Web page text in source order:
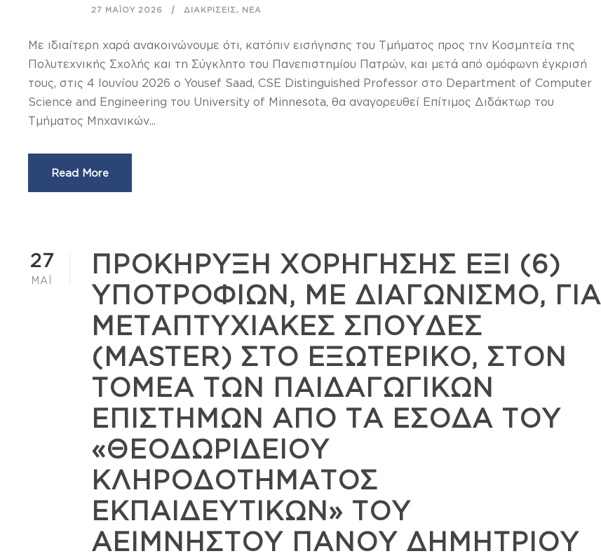
27 ΜΑΪ́ΟΥ 2026 ΔΙΑΚΡΊΣΕΙΣ, ΝΈΑ
Με ιδιαίτερη χαρά ανακοινώνουμε ότι, κατόπιν εισήγησης του Τμήματος προς την Κοσμητεία της
Πολυτεχνικής Σχολής και τη Σύγκλητο του Πανεπιστημίου Πατρών, και μετά από ομόφωνη έγκρισή
τους, στις 4 Ιουνίου 2026 ο Yousef Saad, CSE Distinguished Professor στο Department of Computer
Science and Engineering του University of Minnesota, θα αναγορευθεί Επίτιμος Διδάκτωρ του
Τμήματος Μηχανικών...
Read More
27
ΜΆΙ
ΠΡΟΚΗΡΥΞΗ ΧΟΡΗΓΗΣΗΣ ΕΞΙ (6)
ΥΠΟΤΡΟΦΙΩΝ, ΜΕ ΔΙΑΓΩΝΙΣΜΟ, ΓΙΑ
ΜΕΤΑΠΤΥΧΙΑΚΕΣ ΣΠΟΥΔΕΣ
(MASTER) ΣΤΟ ΕΞΩΤΕΡΙΚΟ, ΣΤΟΝ
ΤΟΜΕΑ ΤΩΝ ΠΑΙΔΑΓΩΓΙΚΩΝ
ΕΠΙΣΤΗΜΩΝ ΑΠΟ ΤΑ ΕΣΟΔΑ ΤΟΥ
«ΘΕΟΔΩΡΙΔΕΙΟΥ
ΚΛΗΡΟΔΟΤΗΜΑΤΟΣ
ΕΚΠΑΙΔΕΥΤΙΚΩΝ» ΤΟΥ
ΑΕΙΜΝΗΣΤΟΥ ΠΑΝΟΥ ΔΗΜΗΤΡΙΟΥ